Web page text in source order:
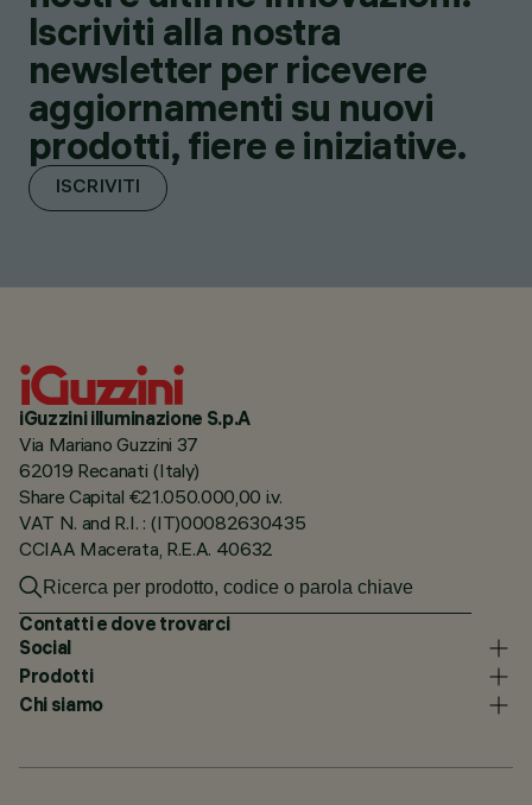
Iscriviti alla nostra
newsletter per ricevere
aggiornamenti su nuovi
prodotti, fiere e iniziative.
ISCRIVITI
iGuzzini illuminazione S.p.A
Via Mariano Guzzini 37
62019 Recanati (Italy)
Share Capital €21.050.000,00 i.v.
VAT N. and R.I. : (IT)00082630435
CCIAA Macerata, R.E.A. 40632
Contatti e dove trovarci
Social
Prodotti
Chi siamo